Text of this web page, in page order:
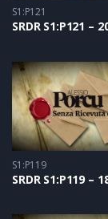
S1:P121
S1:P119